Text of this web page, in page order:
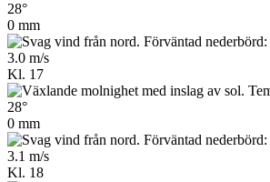
28°
0 mm
3.0 m/s
Kl. 17
28°
0 mm
3.1 m/s
Kl. 18